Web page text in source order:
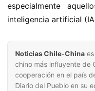
especialmente
inteligencia artificial
Noticias Chile-China
chino más influyente de
cooperación en el país
Diario del Pueblo en su